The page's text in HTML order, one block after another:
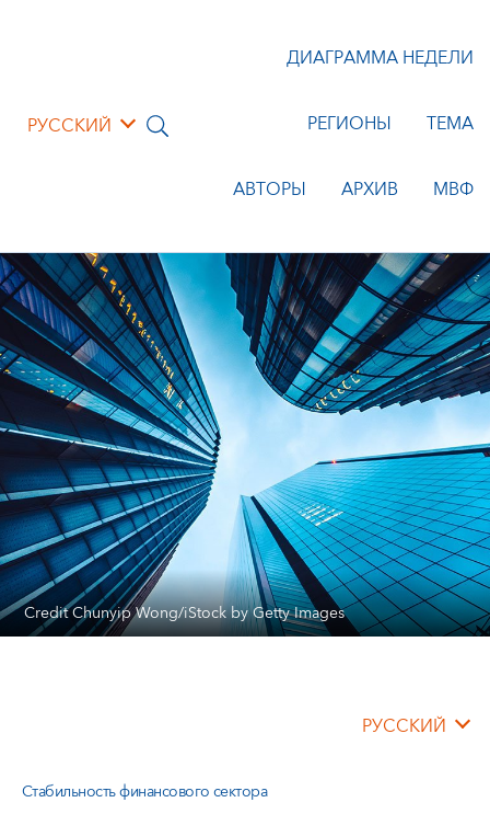
РУССКИЙ
ДИАГРАММА НЕДЕЛИ
РЕГИОНЫ ТЕМА
АВТОРЫ АРХИВ МВФ
Credit Chunyip Wong/iStock by Getty Images
РУССКИЙ
Стабильность финансового сектора